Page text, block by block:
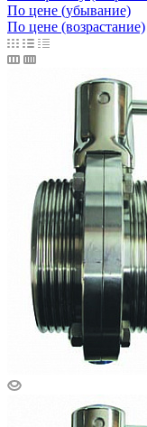
По цене (убывание)
По цене (возрастание)